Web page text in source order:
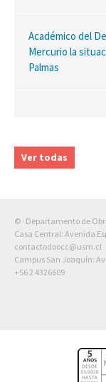
Académico del
Mercurio la
Palmas
Ver todas
© · Departamento de
Casa Central: Avenida
contactodoocc@usm.cl
Campus San Joaquín:
+56 2 4326609